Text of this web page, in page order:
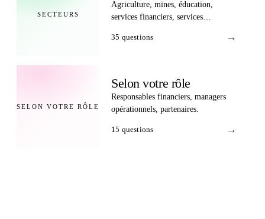
SECTEURS
Agriculture, mines, éducation,
services financiers, services
lucratif.
35 questions →
SELON VOTRE RÔLE
Selon votre rôle
Responsables financiers, managers
opérationnels, partenaires.
15 questions →